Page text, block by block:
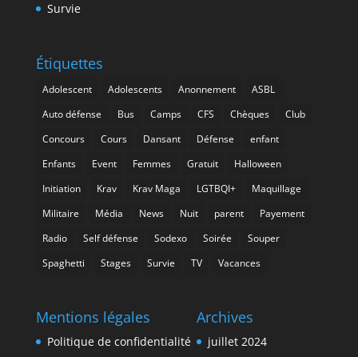
Survie
Étiquettes
Adolescent Adolescents Anonnement
ASBL
Auto défense
Bus Camps CFS Chèques
Club
Concours
Cours Dansant Défense
enfant
Enfants
Event Femmes Gratuit
Halloween
Initiation
Krav Krav Maga LGTBQI+
Maquillage
Militaire
Média News Nuit parent
Payement
Radio
Self défense Sodexo Soirée
Souper
Spaghetti
Stages Survie TV Vacances
Mentions légales
Politique de confidentialité
Archives
juillet 2024